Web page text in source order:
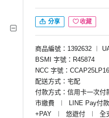
分享 收藏
商品編號：1392632 ︱
BSMI 字號：R45874
NCC 字號：
配送方式：宅配
付款方式：信用卡一次付
市繳費
︱ LINE Pay付款
+PAY
︱ 悠遊付 ︱ 全